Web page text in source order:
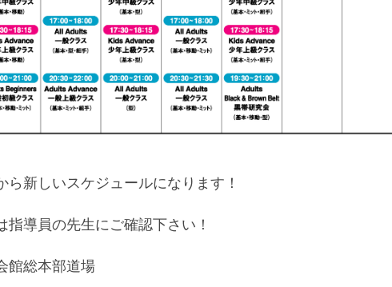
ら新しいスケジュールになります！
指導員の先生にご確認下さい！
館総本部道場